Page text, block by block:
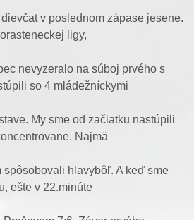
v poslednom zápase jesene.
ligy,
nevyzeralo na súboj prvého s
so 4 mládežníckymi
My sme od začiatku nastúpili
Najmä
spôsobovali hlavybôľ. A keď sme
ešte v 22.minúte